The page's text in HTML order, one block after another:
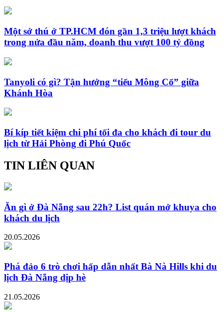
Một sở thú ở TP.HCM đón gần 1,3 triệu lượt khách
trong nửa đầu năm, doanh thu vượt 100 tỷ đồng
Tanyoli có gì? Tận hưởng “tiểu Mông Cổ” giữa
Khánh Hòa
Bí kíp tiết kiệm chi phí tối đa cho khách đi tour du
lịch từ Hải Phòng đi Phú Quốc
TIN LIÊN QUAN
Ăn gì ở Đà Nẵng sau 22h? List quán mở khuya cho
khách du lịch
20.05.2026
Phá đảo 6 trò chơi hấp dẫn nhất Bà Nà Hills khi du
lịch Đà Nẵng dịp hè
21.05.2026